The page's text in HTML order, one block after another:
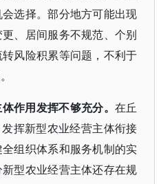
选择。部分地方可能出现
、居间服务不规范、个别
风险积累等问题，不利于
作用发挥不够充分。 在丘
挥新型农业经营主体衔接
组织体系和服务机制的实
型农业经营主体还存在规